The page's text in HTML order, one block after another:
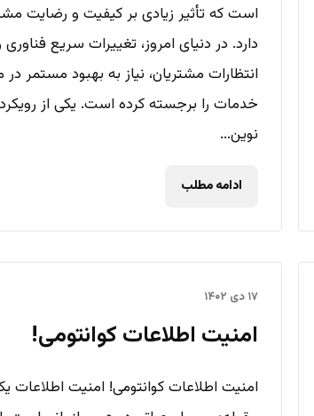
است که تأثیر زیادی بر کیفیت و رضایت
دارد. در دنیای امروز، تغییرات سریع فناوری
انتظارات مشتریان، نیاز به بهبود مستمر
خدمات را برجسته کرده است. یکی از
نوین...
ادامه مطلب
۱۷ دی ۱۴۰۲
امنیت اطلاعات کوانتومی!
امنیت اطلاعات کوانتومی! امنیت اطلاعات